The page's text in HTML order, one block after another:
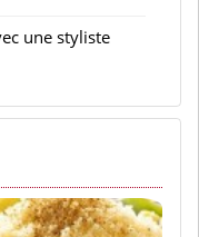
une styliste